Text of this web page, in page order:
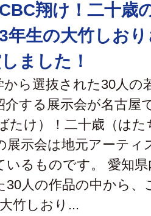
CBC翔け！二十歳
年生の大竹しお
ました！
から選抜された30人の
介する展示会が名古屋
たけ）！二十歳（はた
展示会は地元アーティ
いるものです。 愛知
30人の作品の中から、
竹しおり...